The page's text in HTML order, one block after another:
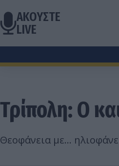
ΑΚΟΥΣΤΕ
LIVE
Τρίπολη: Ο
Θεοφάνεια με...